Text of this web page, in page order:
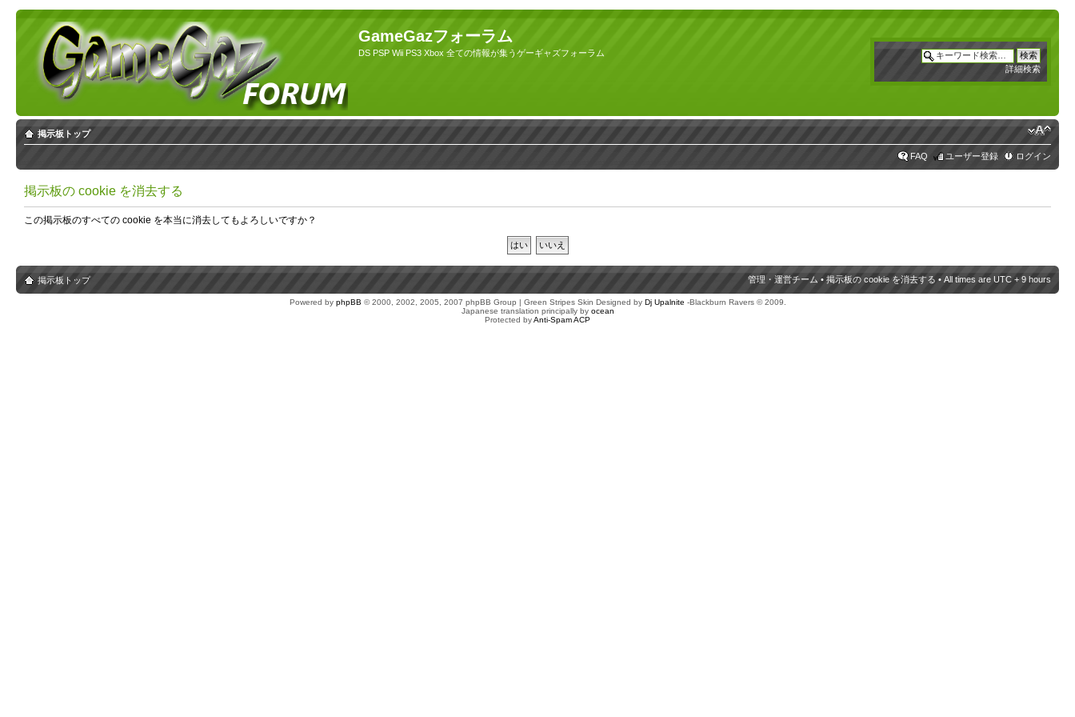
GameGazフォーラム
DS PSP Wii PS3 Xbox 全ての情報が集うゲーギャズフォーラム
詳細検索
掲示板トップ
FAQ ユーザー登録 ログイン
掲示板の cookie を消去する
この掲示板のすべての cookie を本当に消去してもよろしいですか？
掲示板トップ 管理・運営チーム • 掲示板の cookie を消去する • All times are UTC + 9 hours
Powered by phpBB © 2000, 2002, 2005, 2007 phpBB Group | Green Stripes Skin Designed by Dj Upalnite -Blackburn Ravers © 2009.
Japanese translation principally by ocean
Protected byAnti-Spam ACP